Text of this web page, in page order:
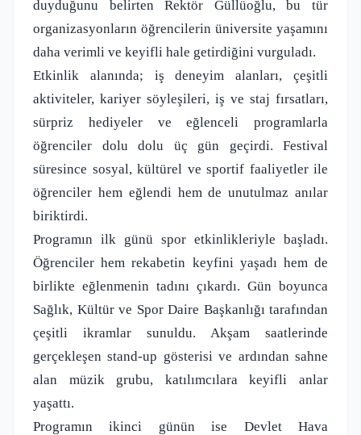
duyduğunu belirten Rektör Güllüoğlu, bu tür
organizasyonların öğrencilerin üniversite yaşamını
daha verimli ve keyifli hale getirdiğini vurguladı.
Etkinlik alanında; iş deneyim alanları, çeşitli
aktiviteler, kariyer söyleşileri, iş ve staj fırsatları,
sürpriz hediyeler ve eğlenceli programlarla
öğrenciler dolu dolu üç gün geçirdi. Festival
süresince sosyal, kültürel ve sportif faaliyetler ile
öğrenciler hem eğlendi hem de unutulmaz anılar
biriktirdi.
Programın ilk günü spor etkinlikleriyle başladı.
Öğrenciler hem rekabetin keyfini yaşadı hem de
birlikte eğlenmenin tadını çıkardı. Gün boyunca
Sağlık, Kültür ve Spor Daire Başkanlığı tarafından
çeşitli ikramlar sunuldu. Akşam saatlerinde
gerçekleşen stand-up gösterisi ve ardından sahne
alan müzik grubu, katılımcılara keyifli anlar
yaşattı.
Programın ikinci günün ise Devlet Hava